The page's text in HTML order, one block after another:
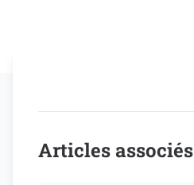
Articles associés